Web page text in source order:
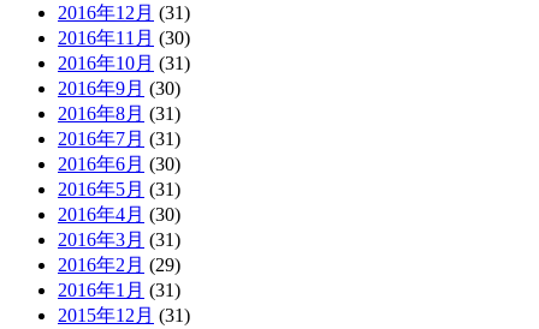
2016年12月 (31)
2016年11月 (30)
2016年10月 (31)
2016年9月 (30)
2016年8月 (31)
2016年7月 (31)
2016年6月 (30)
2016年5月 (31)
2016年4月 (30)
2016年3月 (31)
2016年2月 (29)
2016年1月 (31)
2015年12月 (31)